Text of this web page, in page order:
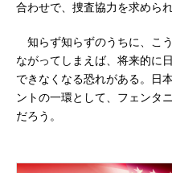
合わせで、捜査協力を求めら
知らず知らずのうちに、こ
ながってしまえば、将来的に
できなくなる恐れがある。日
ントの一環として、フェンタ
だろう。